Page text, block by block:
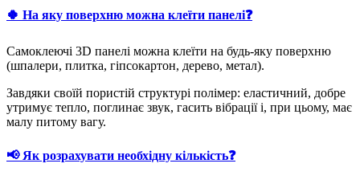
🍀 На яку поверхню можна клеїти панелі❓
Самоклеючі 3D панелі можна клеїти на будь-яку поверхню
(шпалери, плитка, гіпсокартон, дерево, метал).
Завдяки своїй пористій структурі полімер: еластичний, добре
утримує тепло, поглинає звук, гасить вібрації і, при цьому, має
малу питому вагу.
📢 Як розрахувати необхідну кількість❓